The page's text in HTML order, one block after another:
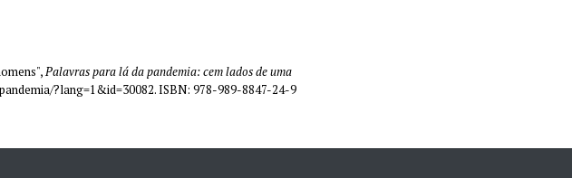
Palavras para lá da pandemia: cem lados de uma
?lang=1&id=30082. ISBN: 978-989-8847-24-9